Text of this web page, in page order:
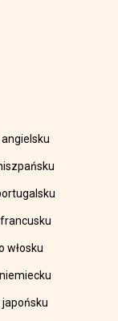
włosku
japońsku